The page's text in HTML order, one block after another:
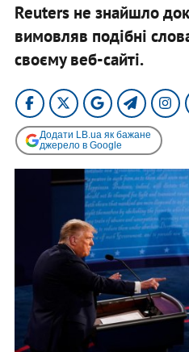
Reuters не знайшло
вимовляв подібні
своєму веб-сайті.
Додати LB.ua як бажане
джерело в Google